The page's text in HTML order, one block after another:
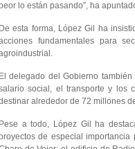
lo están pasando”, ha
De esta forma, López Gil ha
fundamentales para
El delegado del Gobierno
social, el transporte y los
alrededor de 72 millones
Pese a todo, López Gil ha
de especial